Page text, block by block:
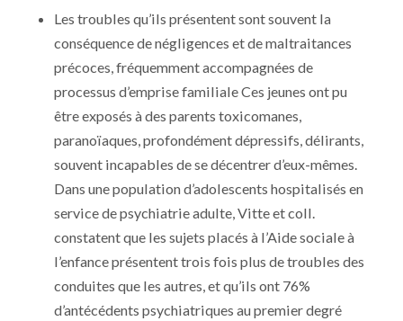
Les troubles qu’ils présentent sont souvent la
conséquence de négligences et de maltraitances
précoces, fréquemment accompagnées de
processus d’emprise familiale Ces jeunes ont pu
être exposés à des parents toxicomanes,
paranoïaques, profondément dépressifs, délirants,
souvent incapables de se décentrer d’eux-mêmes.
Dans une population d’adolescents hospitalisés en
service de psychiatrie adulte, Vitte et coll.
constatent que les sujets placés à l’Aide sociale à
l’enfance présentent trois fois plus de troubles des
conduites que les autres, et qu’ils ont 76%
d’antécédents psychiatriques au premier degré